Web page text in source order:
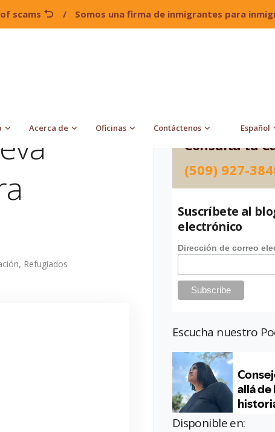
scams / Somos una firma de inmigrantes para
Acerca de Oficinas Contáctenos Español
, Refugiados
Consulta tu
(509) 927-
Suscríbete al
electrónico
Dirección de correo
Escucha nuestro
Disponible en: